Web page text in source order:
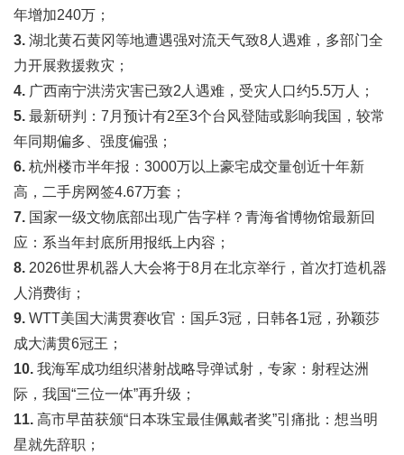
年增加240万；
3. 湖北黄石黄冈等地遭遇强对流天气致8人遇难，多部门全
力开展救援救灾；
4. 广西南宁洪涝灾害已致2人遇难，受灾人口约5.5万人；
5. 最新研判：7月预计有2至3个台风登陆或影响我国，较常
年同期偏多、强度偏强；
6. 杭州楼市半年报：3000万以上豪宅成交量创近十年新
高，二手房网签4.67万套；
7. 国家一级文物底部出现广告字样？青海省博物馆最新回
应：系当年封底所用报纸上内容；
8. 2026世界机器人大会将于8月在北京举行，首次打造机器
人消费街；
9. WTT美国大满贯赛收官：国乒3冠，日韩各1冠，孙颖莎
成大满贯6冠王；
10. 我海军成功组织潜射战略导弹试射，专家：射程达洲
际，我国“三位一体”再升级；
11. 高市早苗获颁“日本珠宝最佳佩戴者奖”引痛批：想当明
星就先辞职；